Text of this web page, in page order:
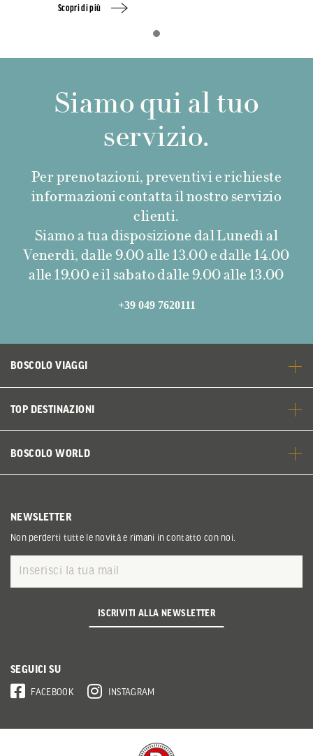
Scopri di più
Siamo qui al tuo
servizio.
Per prenotazioni, preventivi e richieste
informazioni contatta il nostro servizio
clienti.
Siamo a tua disposizione dal Lunedì al
Venerdì, dalle 9.00 alle 13.00 e dalle 14.00
alle 19.00 e il sabato dalle 9.00 alle 13.00
+39 049 7620111
BOSCOLO VIAGGI
TOP DESTINAZIONI
BOSCOLO WORLD
NEWSLETTER
Non perderti tutte le novità e rimani in contatto con noi.
ISCRIVITI ALLA NEWSLETTER
SEGUICI SU
FACEBOOK INSTAGRAM